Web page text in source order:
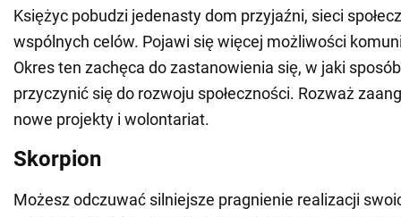
Księżyc pobudzi jedenasty dom przyjaźni, sieci
wspólnych celów. Pojawi się więcej możliwości
Okres ten zachęca do zastanowienia się, w jaki
przyczynić się do rozwoju społeczności. Rozważ
nowe projekty i wolontariat.
Skorpion
Możesz odczuwać silniejsze pragnienie realizacji